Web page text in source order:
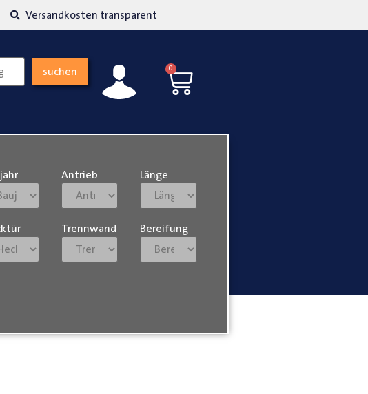
Versandkosten transparent
suchen 0
Antrieb Länge
Trennwand Bereifung